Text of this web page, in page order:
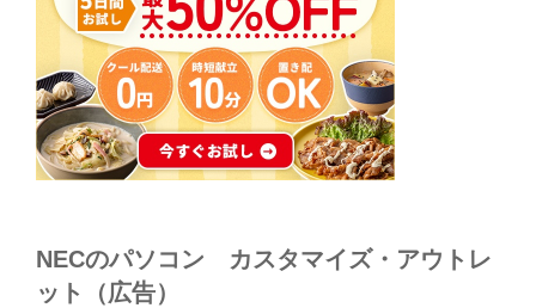
NECのパソコン カスタマイズ・アウトレ
ット（広告）